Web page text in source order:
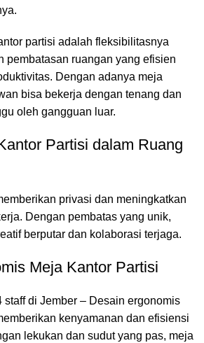
partisi adalah fleksibilitasnya
pembatasan ruangan yang efisien
Dengan adanya meja
bisa bekerja dengan tenang dan
oleh gangguan luar.
Partisi dalam Ruang
privasi dan meningkatkan
Dengan pembatas yang unik,
berputar dan kolaborasi terjaga.
Meja Kantor Partisi
staff di Jember – Desain ergonomis
kenyamanan dan efisiensi
lekukan dan sudut yang pas, meja